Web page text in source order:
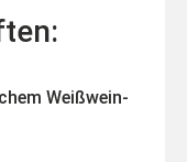
Weißwein-